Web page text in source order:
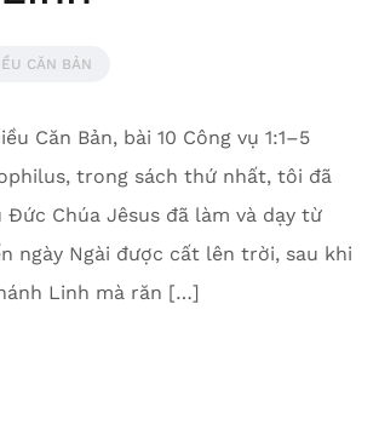
CĂN BẢN
Căn Bản, bài 10 Công vụ 1:1–5
trong sách thứ nhất, tôi đã
Đức Chúa Jêsus đã làm và dạy từ
ngày Ngài được cất lên trời, sau khi
Linh mà răn […]